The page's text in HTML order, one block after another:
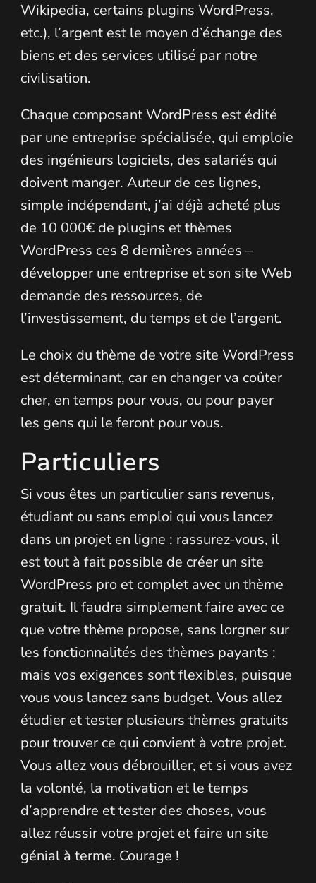
Wikipedia, certains plugins WordPress,
etc.), l’argent est le moyen d’échange des
biens et des services utilisé par notre
civilisation.
Chaque composant WordPress est édité
par une entreprise spécialisée, qui emploie
des ingénieurs logiciels, des salariés qui
doivent manger. Auteur de ces lignes,
simple indépendant, j’ai déjà acheté plus
de 10 000€ de plugins et thèmes
WordPress ces 8 dernières années –
développer une entreprise et son site Web
demande des ressources, de
l’investissement, du temps et de l’argent.
Le choix du thème de votre site WordPress
est déterminant, car en changer va coûter
cher, en temps pour vous, ou pour payer
les gens qui le feront pour vous.
Particuliers
Si vous êtes un particulier sans revenus,
étudiant ou sans emploi qui vous lancez
dans un projet en ligne : rassurez-vous, il
est tout à fait possible de créer un site
WordPress pro et complet avec un thème
gratuit. Il faudra simplement faire avec ce
que votre thème propose, sans lorgner sur
les fonctionnalités des thèmes payants ;
mais vos exigences sont flexibles, puisque
vous vous lancez sans budget. Vous allez
étudier et tester plusieurs thèmes gratuits
pour trouver ce qui convient à votre projet.
Vous allez vous débrouiller, et si vous avez
la volonté, la motivation et le temps
d’apprendre et tester des choses, vous
allez réussir votre projet et faire un site
génial à terme. Courage !